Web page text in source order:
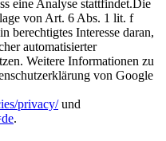
eine Analyse stattfindet.Die
von Art. 6 Abs. 1 lit. f
berechtigtes Interesse daran,
automatisierter
Weitere Informationen zu
von Google
privacy/und
.